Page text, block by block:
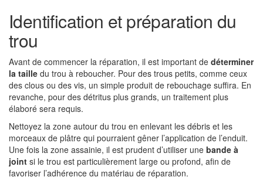
Identification et préparation du
trou
Avant de commencer la réparation, il est important de déterminer
la taille du trou à reboucher. Pour des trous petits, comme ceux
des clous ou des vis, un simple produit de rebouchage suffira. En
revanche, pour des détritus plus grands, un traitement plus
élaboré sera requis.
Nettoyez la zone autour du trou en enlevant les débris et les
morceaux de plâtre qui pourraient gêner l’application de l’enduit.
Une fois la zone assainie, il est prudent d’utiliser une bande à
joint si le trou est particulièrement large ou profond, afin de
favoriser l’adhérence du matériau de réparation.